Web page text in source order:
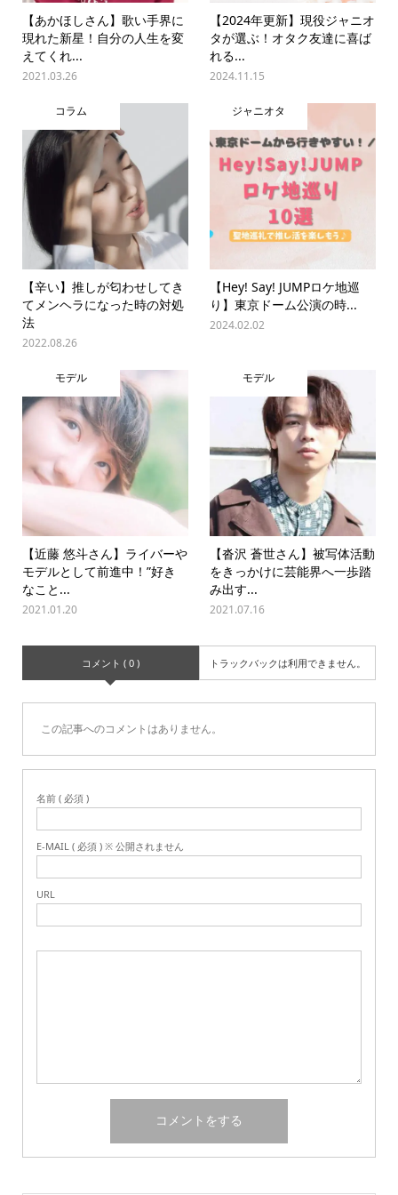
【あかほしさん】歌い手界に
現れた新星！自分の人生を変
えてくれ...
2021.03.26
【2024年更新】現役ジャニオ
タが選ぶ！オタク友達に喜ば
れる...
2024.11.15
コラム
【辛い】推しが匂わせしてき
てメンヘラになった時の対処
法
2022.08.26
ジャニオタ
【Hey! Say! JUMPロケ地巡
り】東京ドーム公演の時...
2024.02.02
モデル
【近藤 悠斗さん】ライバーや
モデルとして前進中！”好き
なこと...
2021.01.20
モデル
【沓沢 蒼世さん】被写体活動
をきっかけに芸能界へ一歩踏
み出す...
2021.07.16
コメント ( 0 ) トラックバックは利用できません。
この記事へのコメントはありません。
名前 ( 必須 )
E-MAIL ( 必須 ) ※ 公開されません
URL